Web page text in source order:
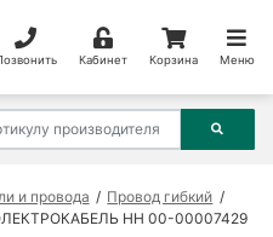
Кабинет Корзина Меню
и провода
Провод гибкий
НН 00-00007429